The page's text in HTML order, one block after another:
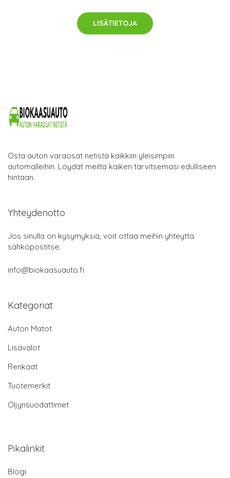
LISÄTIETOJA
Osta auton varaosat netistä kaikkiin yleisimpiin
automalleihin. Löydät meiltä kaiken tarvitsemasi edulliseen
hintaan.
Yhteydenotto
Jos sinulla on kysymyksiä, voit ottaa meihin yhteyttä
sähköpostitse:
info@biokaasuauto.fi
Kategoriat
Auton Matot
Lisävalot
Renkaat
Tuotemerkit
Öljynsuodattimet
Pikalinkit
Blogi